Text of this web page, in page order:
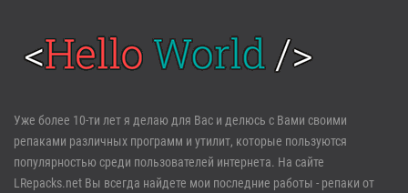
Войти
Регистрация
Забыли пароль?
Уже более 10-ти лет я делаю для Вас и делюсь с Вами своими
репаками различных программ и утилит, которые пользуются
популярностью среди пользователей интернета. На сайте
LRepacks.net Вы всегда найдете мои последние работы - репаки от